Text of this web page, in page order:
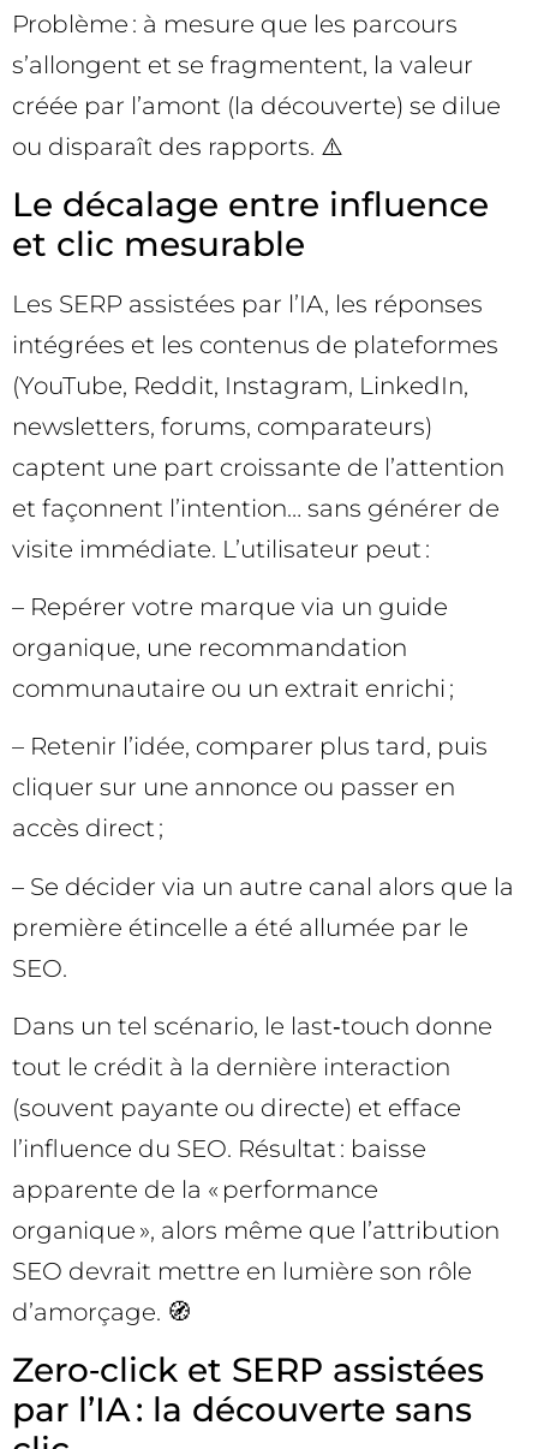
Problème : à mesure que les parcours
s’allongent et se fragmentent, la valeur
créée par l’amont (la découverte) se dilue
ou disparaît des rapports. ⚠️
Le décalage entre influence
et clic mesurable
Les SERP assistées par l’IA, les réponses
intégrées et les contenus de plateformes
(YouTube, Reddit, Instagram, LinkedIn,
newsletters, forums, comparateurs)
captent une part croissante de l’attention
et façonnent l’intention… sans générer de
visite immédiate. L’utilisateur peut :
– Repérer votre marque via un guide
organique, une recommandation
communautaire ou un extrait enrichi ;
– Retenir l’idée, comparer plus tard, puis
cliquer sur une annonce ou passer en
accès direct ;
– Se décider via un autre canal alors que la
première étincelle a été allumée par le
SEO.
Dans un tel scénario, le last‑touch donne
tout le crédit à la dernière interaction
(souvent payante ou directe) et efface
l’influence du SEO. Résultat : baisse
apparente de la « performance
organique », alors même que l’attribution
SEO devrait mettre en lumière son rôle
d’amorçage. 🧭
Zero‑click et SERP assistées
par l’IA : la découverte sans